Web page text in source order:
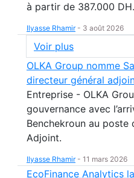
à partir de 387.000 DH.
Ilyasse Rhamir- 3 août 2026
Voir plus
OLKA Group nomme
directeur général
Entreprise - OLKA
gouvernance avec
Benchekroun au poste
Adjoint.
Ilyasse Rhamir- 11 mars 2026
EcoFinance Analytics